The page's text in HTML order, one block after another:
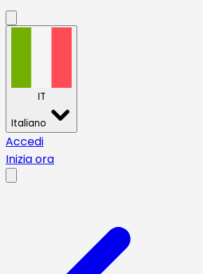
IT
Italiano
Accedi
Inizia ora